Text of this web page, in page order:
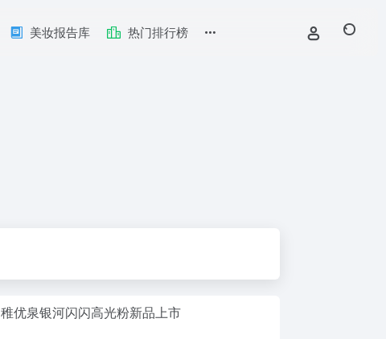
美妆报告库 热门排行榜
稚优泉银河闪闪高光粉新品上市